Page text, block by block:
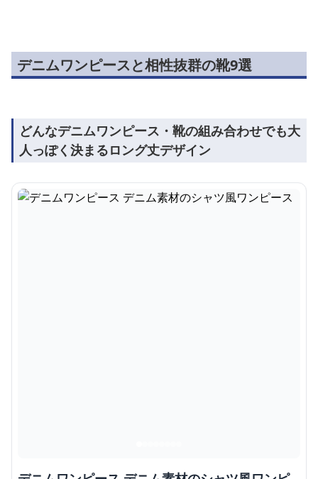
デニムワンピースと相性抜群の靴9選
どんなデニムワンピース・靴の組み合わせでも大
人っぽく決まるロング丈デザイン